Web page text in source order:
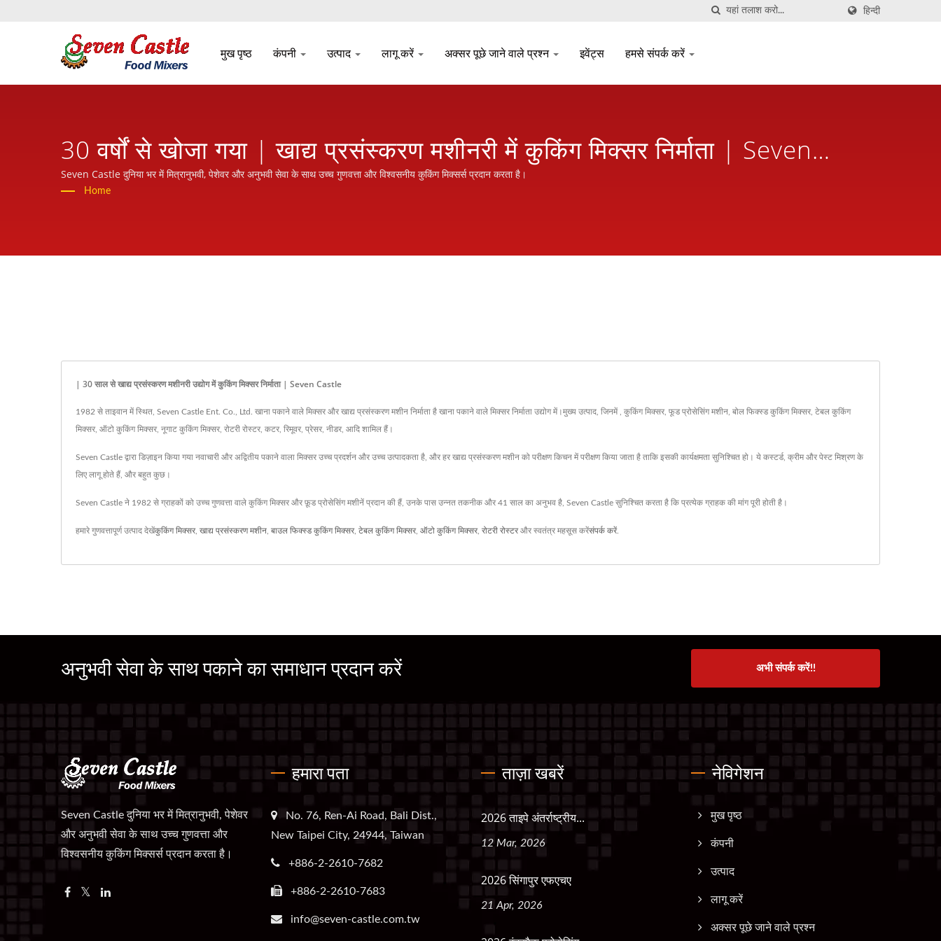
हिन्दी
मुख पृष्ठ कंपनी उत्पाद लागू करें अक्सर पूछे जाने वाले प्रश्न इवेंट्स हमसे संपर्क करें
30 वर्षों से खोजा गया | खाद्य प्रसंस्करण मशीनरी में कुकिंग मिक्सर निर्माता | Seven
Castle
Seven Castle दुनिया भर में मित्रानुभवी, पेशेवर और अनुभवी सेवा के साथ उच्च गुणवत्ता और विश्वसनीय कुकिंग मिक्सर्स प्रदान करता है।
Home
| 30 साल से खाद्य प्रसंस्करण मशीनरी उद्योग में कुकिंग मिक्सर निर्माता | Seven Castle
1982 से ताइवान में स्थित, Seven Castle Ent. Co., Ltd. खाना पकाने वाले मिक्सर और खाद्य प्रसंस्करण मशीन निर्माता है खाना पकाने वाले मिक्सर निर्माता उद्योग में।मुख्य उत्पाद, जिनमें , कुकिंग मिक्सर, फूड प्रोसेसिंग मशीन, बोल फिक्स्ड कुकिंग मिक्सर, टेबल कुकिंग
मिक्सर, ऑटो कुकिंग मिक्सर, नूगाट कुकिंग मिक्सर, रोटरी रोस्टर, कटर, रिमूवर, प्रेसर, नीडर, आदि शामिल हैं।
Seven Castle द्वारा डिज़ाइन किया गया नवाचारी और अद्वितीय पकाने वाला मिक्सर उच्च प्रदर्शन और उच्च उत्पादकता है, और हर खाद्य प्रसंस्करण मशीन को परीक्षण किचन में परीक्षण किया जाता है ताकि इसकी कार्यक्षमता सुनिश्चित हो। ये कस्टर्ड, क्रीम और पेस्ट मिश्रण के
लिए लागू होते हैं, और बहुत कुछ।
Seven Castle ने 1982 से ग्राहकों को उच्च गुणवत्ता वाले कुकिंग मिक्सर और फ़ूड प्रोसेसिंग मशीनें प्रदान की हैं, उनके पास उन्नत तकनीक और 41 साल का अनुभव है, Seven Castle सुनिश्चित करता है कि प्रत्येक ग्राहक की मांग पूरी होती है।
हमारे गुणवत्तापूर्ण उत्पाद देखेंकुकिंग मिक्सर, खाद्य प्रसंस्करण मशीन बाउल फिक्स्ड कुकिंग मिक्सर, टेबल कुकिंग मिक्सर, ऑटो कुकिंग मिक्सर, रोटरी रोस्टरऔर स्वतंत्र महसूस करेंसंपर्क करें.
अनुभवी सेवा के साथ पकाने का समाधान प्रदान करें अभी संपर्क करें!!
Seven Castle दुनिया भर में मित्रानुभवी, पेशेवर
और अनुभवी सेवा के साथ उच्च गुणवत्ता और
विश्वसनीय कुकिंग मिक्सर्स प्रदान करता है।
हमारा पता
No. 76, Ren-Ai Road, Bali Dist.,
New Taipei City, 24944, Taiwan
+886-2-2610-7682
+886-2-2610-7683
info@seven-castle.com.tw
ताज़ा खबरें
2026 ताइपे अंतर्राष्ट्रीय...
12 Mar, 2026
2026 सिंगापुर एफएचए
21 Apr, 2026
नेविगेशन
मुख पृष्ठ
कंपनी
उत्पाद
लागू करें
अक्सर पूछे जाने वाले प्रश्न